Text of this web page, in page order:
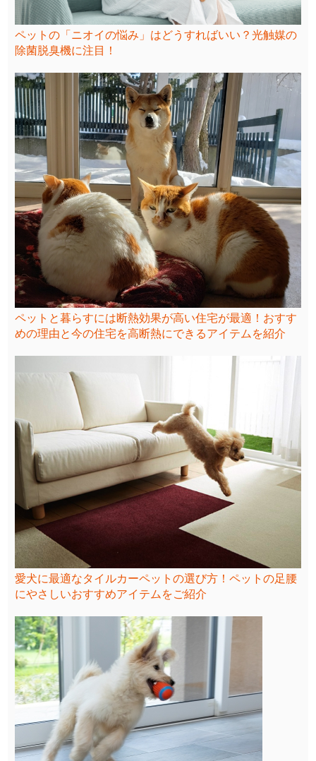
ペットの「ニオイの悩み」はどうすればいい？光触媒の
除菌脱臭機に注目！
ペットと暮らすには断熱効果が高い住宅が最適！おすす
めの理由と今の住宅を高断熱にできるアイテムを紹介
愛犬に最適なタイルカーペットの選び方！ペットの足腰
にやさしいおすすめアイテムをご紹介